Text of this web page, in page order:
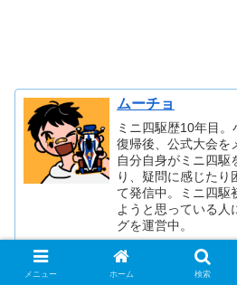
ムーチョ
ミニ四駆歴10年目
復帰後、公式大会を
自分自身がミニ四駆
り、疑問に感じたり
て発信中。ミニ四駆
ようと思っている人
グを運営中。
メニュー ホーム 検索